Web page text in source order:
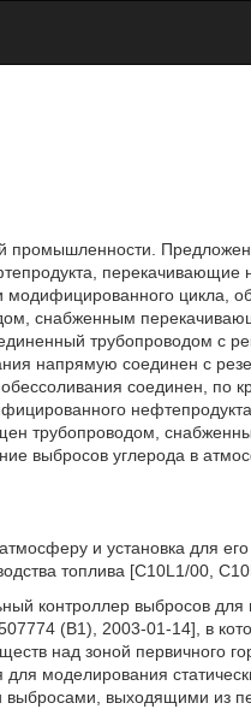
промышленности.
перекачивающие
модифицированного цикла,
снабженным
трубопроводом с
напрямую соединен с
соединен, по
трубопроводом,
выбросов углерода в
и установка для
топлива [C10L1/00,
контроллер выбросов
(B1), 2003-01-14], в
над зоной первичного
для моделирования
выбросами, выходящими из